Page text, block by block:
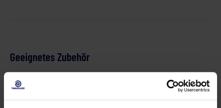
Geeignetes Zubehör